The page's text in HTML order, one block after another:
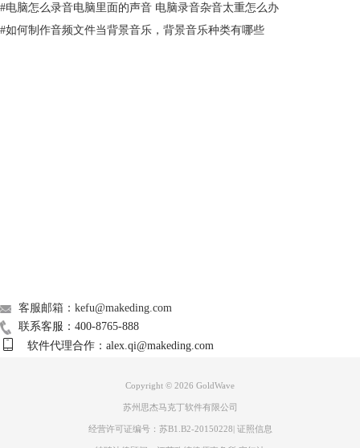
图四：设置插入内容界面
山火海>伴奏为例）。将内容选择完毕后，点击“添加”便会添加到
#电脑怎么录音电脑里面的声音 电脑录音杂音太重怎么办
#如何制作音频文件当背景音乐，背景音乐种类有哪些
客服邮箱：kefu@makeding.com
联系客服：400-8765-888
软件代理合作：alex.qi@makeding.com
Copyright © 2026 GoldWave
苏州思杰马克丁软件有限公司
经营许可证编号：苏B1.B2-20150228| 证照信息